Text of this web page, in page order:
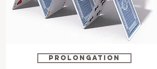
Prolongation